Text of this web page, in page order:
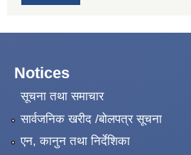
Notices
सूचना तथा समाचार
सार्वजनिक खरीद /बोलपत्र सूचना
एन, कानुन तथा निर्देशिका